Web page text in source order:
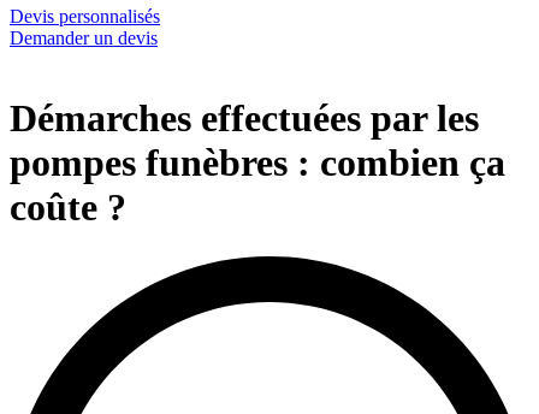
Devis personnalisés
Demander un devis
Démarches effectuées par les
pompes funèbres : combien ça
coûte ?